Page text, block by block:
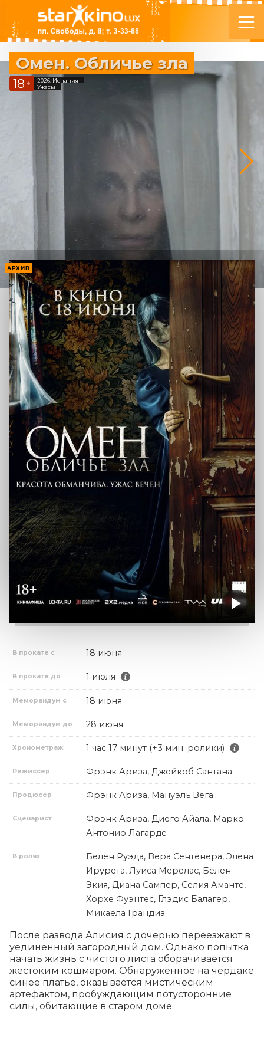
Омен. Обличье зла
18 +
2026, Испания
Ужасы
АРХИВ
В прокате с 18 июня
В прокате до 1 июля
Меморандум с 18 июня
Меморандум до 28 июня
Хронометраж 1 час 17 минут (+3 мин. ролики)
Режиссер Фрэнк Ариза, Джейкоб Сантана
Продюсер Фрэнк Ариза, Мануэль Вега
Сценарист
Фрэнк Ариза, Диего Айала, Марко
Антонио Лагарде
В ролях
Белен Руэда, Вера Сентенера, Элена
Ирурета, Луиса Мерелас, Белен
Экия, Диана Сампер, Селия Аманте,
Хорхе Фуэнтес, Глэдис Балагер,
Микаела Грандиа
После развода Алисия с дочерью переезжают в
уединенный загородный дом. Однако попытка
начать жизнь с чистого листа оборачивается
жестоким кошмаром. Обнаруженное на чердаке
синее платье, оказывается мистическим
артефактом, пробуждающим потусторонние
силы, обитающие в старом доме.